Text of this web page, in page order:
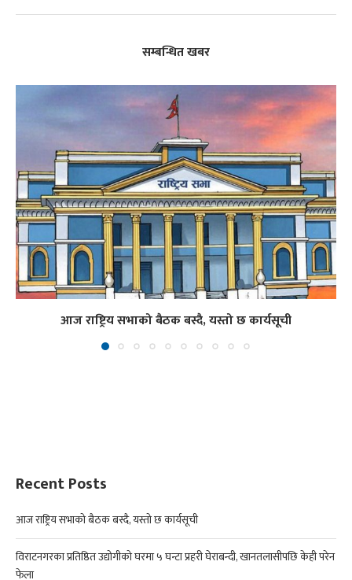
सम्बन्धित खबर
आज राष्ट्रिय सभाको बैठक बस्दै, यस्तो छ कार्यसूची
Recent Posts
आज राष्ट्रिय सभाको बैठक बस्दै, यस्तो छ कार्यसूची
विराटनगरका प्रतिष्ठित उद्योगीको घरमा ५ घन्टा प्रहरी घेराबन्दी, खानतलासीपछि केही परेन
फेला